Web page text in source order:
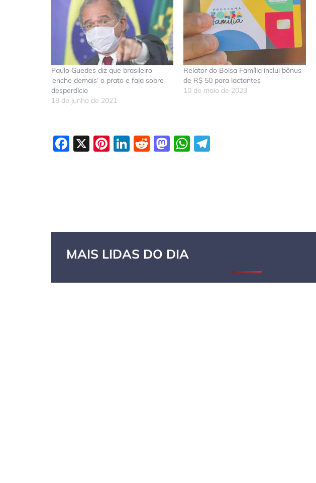
Paulo Guedes diz que brasileiro
‘enche demais’ o prato e fala sobre
desperdício
18 de junho de 2021
Relator do Bolsa Família inclui bônus
de R$ 50 para lactantes
10 de maio de 2023
Facebook
X Pinterest
LinkedIn
Reddit
Mastodon
WhatsApp
MAIS LIDAS DO DIA